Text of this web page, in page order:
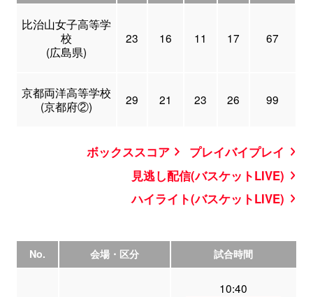
比治山女子高等学
校
(広島県)
23 16 11 17 67
京都両洋高等学校
(京都府②)
29 21 23 26 99
ボックススコア
プレイバイプレイ
見逃し配信(バスケットLIVE)
ハイライト(バスケットLIVE)
No. 会場・区分 試合時間
10:40